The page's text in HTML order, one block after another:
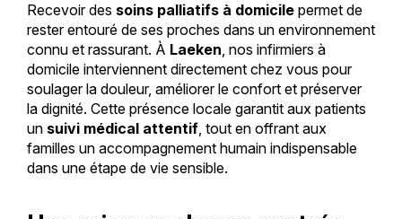
Recevoir des soins palliatifs à domicilepermet de
rester entouré de ses proches dans un environnement
connu et rassurant. À Laeken, nos infirmiers à
domicile interviennent directement chez vous pour
soulager la douleur, améliorer le confort et préserver
la dignité. Cette présence locale garantit aux patients
un suivi médical attentif, tout en offrant aux
familles un accompagnement humain indispensable
dans une étape de vie sensible.